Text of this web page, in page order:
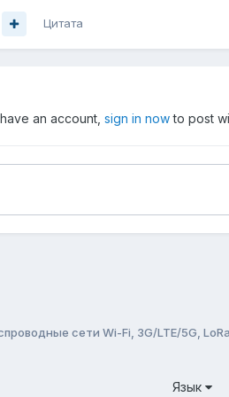
Цитата
an account, sign in nowto post
сети Wi-Fi, 3G/LTE/5G,
Язык